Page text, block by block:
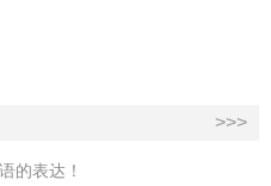
>>>
的表达！